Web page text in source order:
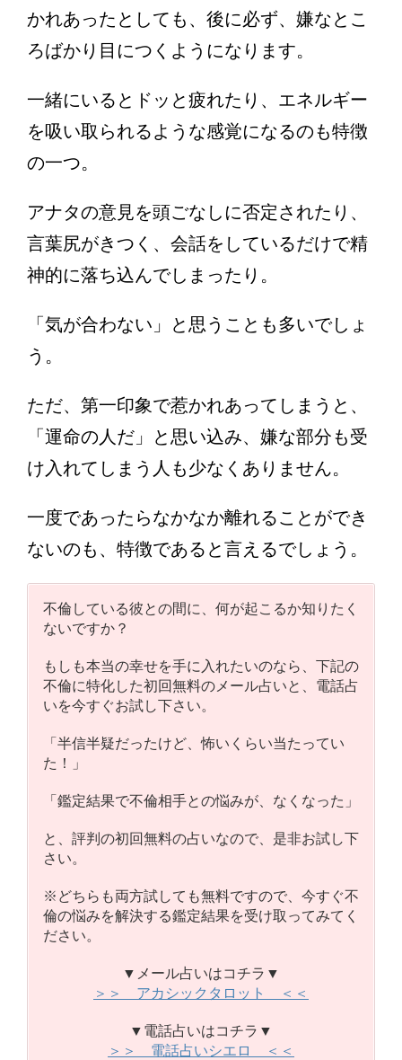
かれあったとしても、後に必ず、嫌なとこ
ろばかり目につくようになります。
一緒にいるとドッと疲れたり、エネルギー
を吸い取られるような感覚になるのも特徴
の一つ。
アナタの意見を頭ごなしに否定されたり、
言葉尻がきつく、会話をしているだけで精
神的に落ち込んでしまったり。
「気が合わない」と思うことも多いでしょ
う。
ただ、第一印象で惹かれあってしまうと、
「運命の人だ」と思い込み、嫌な部分も受
け入れてしまう人も少なくありません。
一度であったらなかなか離れることができ
ないのも、特徴であると言えるでしょう。
不倫している彼との間に、何が起こるか知りたく
ないですか？
もしも本当の幸せを手に入れたいのなら、下記の
不倫に特化した初回無料のメール占いと、電話占
いを今すぐお試し下さい。
「半信半疑だったけど、怖いくらい当たってい
た！」
「鑑定結果で不倫相手との悩みが、なくなった」
と、評判の初回無料の占いなので、是非お試し下
さい。
※どちらも両方試しても無料ですので、今すぐ不
倫の悩みを解決する鑑定結果を受け取ってみてく
ださい。
▼メール占いはコチラ▼
＞＞ アカシックタロット ＜＜
▼電話占いはコチラ▼
＞＞ 電話占いシエロ ＜＜